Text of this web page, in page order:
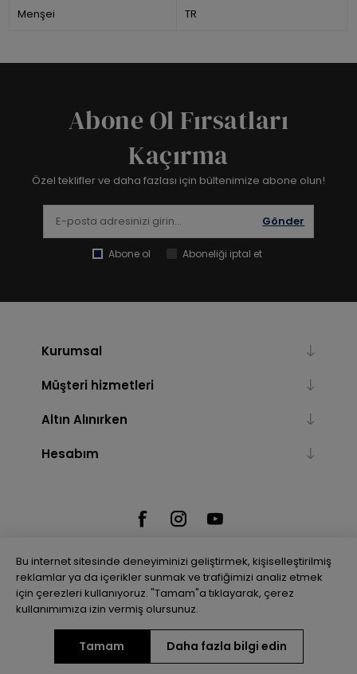
Menşei TR
Abone Ol Fırsatları
Kaçırma
Özel teklifler ve daha fazlası için bültenimize abone olun!
Gönder
Abone ol Aboneliği iptal et
Kurumsal
Müşteri hizmetleri
Altın Alınırken
Hesabım
Powered bynopCommerce
Telif hakkı © 2026 Gulenler Altın. Tüm hakları saklıdır.
Bu internet sitesinde deneyiminizi geliştirmek, kişiselleştirilmiş
reklamlar ya da içerikler sunmak ve trafiğimizi analiz etmek
için çerezleri kullanıyoruz. "Tamam"a tıklayarak, çerez
kullanımımıza izin vermiş olursunuz.
Tamam Daha fazla bilgi edin